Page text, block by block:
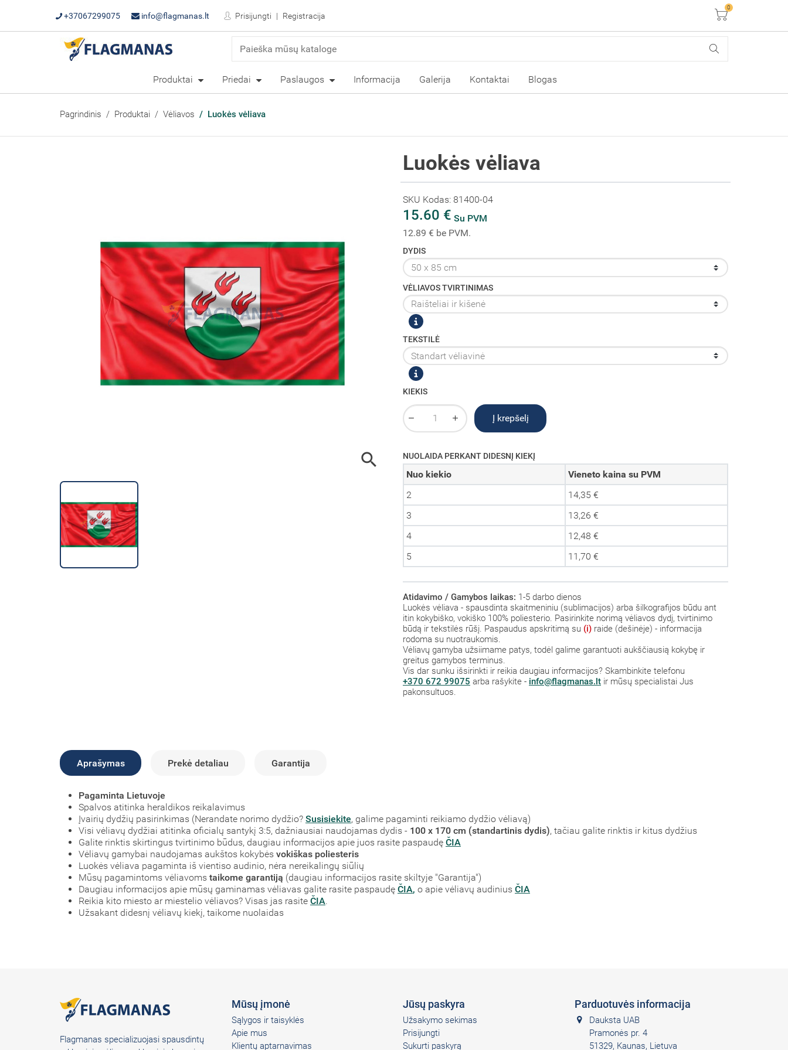
+37067299075 info@flagmanas.lt Prisijungti Registracija Krepšelis
0
Produktai Priedai Paslaugos Informacija Galerija Kontaktai Blogas
Pagrindinis Produktai Vėliavos Luokės vėliava

Luokės vėliava
SKU Kodas: 81400-04
15.60 € Su PVM
12.89 € be PVM.
DYDIS
VĖLIAVOS TVIRTINIMAS
TEKSTILĖ
KIEKIS
Į krepšelį
NUOLAIDA PERKANT DIDESNĮ KIEKĮ
Nuo kiekio
Vieneto kaina su PVM
2
14,35 €
3
13,26 €
4
12,48 €
5
11,70 €
Atidavimo / Gamybos laikas: 1-5 darbo dienos
Luokės vėliava - spausdinta skaitmeniniu (sublimacijos) arba šilkografijos būdu ant
itin kokybiško, vokiško 100% poliesterio. Pasirinkite norimą vėliavos dydį, tvirtinimo
būdą ir tekstilės rūšį. Paspaudus apskritimą su (i) raide (dešinėje) - informacija
rodoma su nuotraukomis.
Vėliavų gamyba užsiimame patys, todėl galime garantuoti aukščiausią kokybę ir
greitus gamybos terminus.
Vis dar sunku išsirinkti ir reikia daugiau informacijos? Skambinkite telefonu
+370 672 99075 arba rašykite - info@flagmanas.lt ir mūsų specialistai Jus
pakonsultuos.
Aprašymas Prekė detaliau Garantija
Pagaminta Lietuvoje
Spalvos atitinka heraldikos reikalavimus
Įvairių dydžių pasirinkimas (Nerandate norimo dydžio? Susisiekite, galime pagaminti reikiamo dydžio vėliavą)
Visi vėliavų dydžiai atitinka oficialų santykį 3:5, dažniausiai naudojamas dydis - 100 x 170 cm (standartinis dydis), tačiau galite rinktis ir kitus dydžius
Galite rinktis skirtingus tvirtinimo būdus, daugiau informacijos apie juos rasite paspaudę ČIA
Vėliavų gamybai naudojamas aukštos kokybės vokiškas poliesteris
Luokės vėliava pagaminta iš vientiso audinio, nėra nereikalingų siūlių
Mūsų pagamintoms vėliavoms taikome garantiją (daugiau informacijos rasite skiltyje "Garantija")
Daugiau informacijos apie mūsų gaminamas vėliavas galite rasite paspaudę ČIA, o apie vėliavų audinius ČIA
Reikia kito miesto ar miestelio vėliavos? Visas jas rasite ČIA.
Užsakant didesnį vėliavų kiekį, taikome nuolaidas
Flagmanas specializuojasi spausdintų
Mūsų įmonė
Sąlygos ir taisyklės
Apie mus
Klientų aptarnavimas
Jūsų paskyra
Užsakymo sekimas
Prisijungti
Sukurti paskyrą
Parduotuvės informacija
Dauksta UAB
Pramonės pr. 4
51329, Kaunas, Lietuva